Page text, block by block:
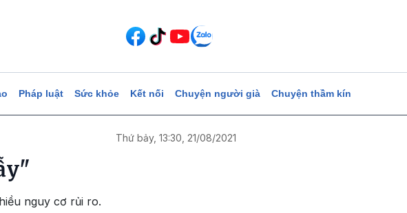
Pháp luật Sức khỏe Kết nối Chuyện người già Chuyện thầm kín
Thứ bảy, 13:30, 21/08/2021
nguy cơ rủi ro.